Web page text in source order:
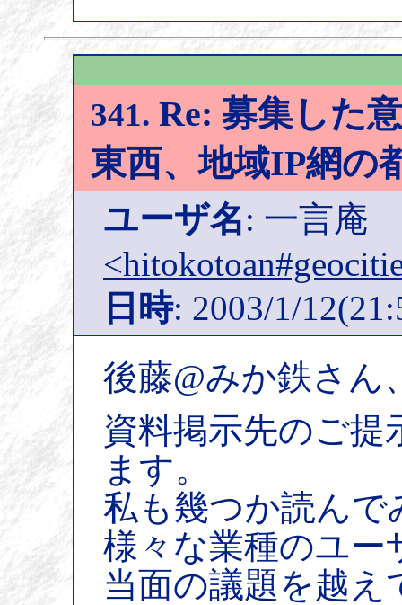
341. Re: 募集した
東西、地域IP網の
ユーザ名: 一言庵
日時: 2003/1/
後藤@みか鉄さん
資料掲示先のご
ます。
私も幾つか読んで
様々な業種のユー
当面の議題を越え